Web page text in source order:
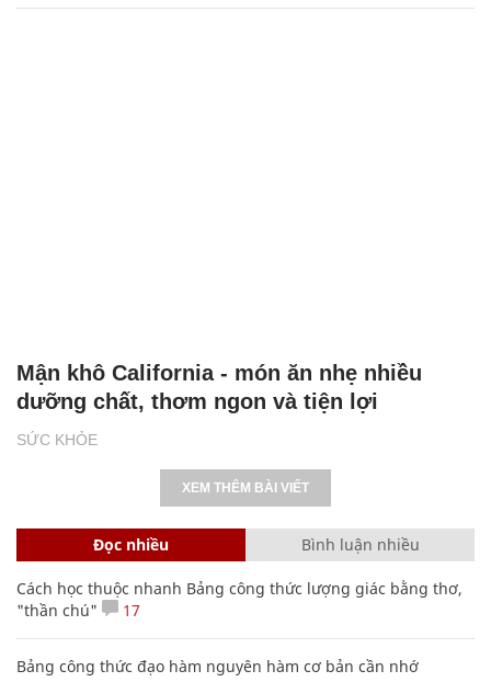
SỨC KHỎE
Mận khô California - món ăn nhẹ nhiều
dưỡng chất, thơm ngon và tiện lợi
XEM THÊM BÀI VIẾT
Đọc nhiều Bình luận nhiều
Cách học thuộc nhanh Bảng công thức lượng giác bằng thơ,
"thần chú"
17
Bảng công thức đạo hàm nguyên hàm cơ bản cần nhớ